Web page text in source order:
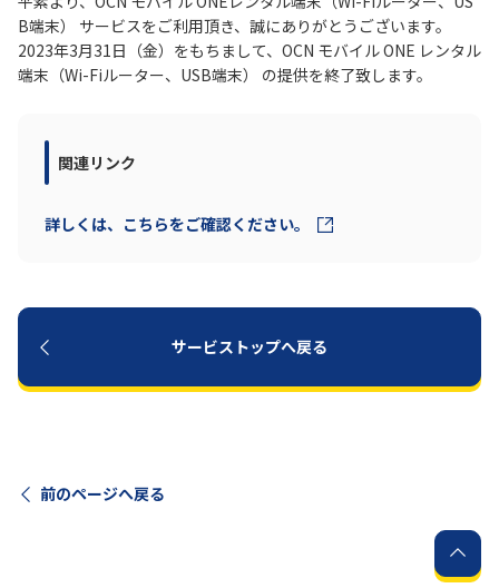
各種ダウンロード
お問い合わせ
OCN サービス一覧
B端末） サービスをご利用頂き、誠にありがとうございます。
2023年3月31日（金）をもちまして、OCN モバイル ONE レンタル
端末（Wi-Fiルーター、USB端末） の提供を終了致します。
関連リンク
詳しくは、こちらをご確認ください。
サービストップへ戻る
前のページへ戻る